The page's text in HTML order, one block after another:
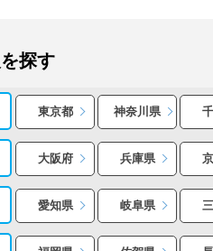
探す
東京都 神奈川県
大阪府 兵庫県
愛知県 岐阜県